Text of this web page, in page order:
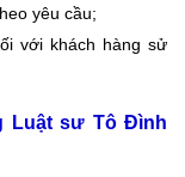
yêu cầu;
với khách hàng sử
Luật sư Tô Đình